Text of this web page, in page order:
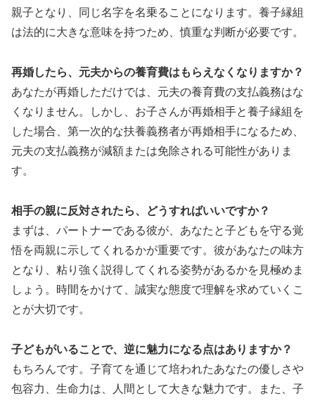
親子となり、同じ名字を名乗ることになります。養子縁組
は法的に大きな意味を持つため、慎重な判断が必要です。
再婚したら、元夫からの養育費はもらえなくなりますか？
あなたが再婚しただけでは、元夫の養育費の支払義務はな
くなりません。しかし、お子さんが再婚相手と養子縁組を
した場合、第一次的な扶養義務者が再婚相手になるため、
元夫の支払義務が減額または免除される可能性がありま
す。
相手の親に反対されたら、どうすればいいですか？
まずは、パートナーである彼が、あなたと子どもを守る覚
悟を両親に示してくれるかが重要です。彼があなたの味方
となり、粘り強く説得してくれる姿勢があるかを見極めま
しょう。時間をかけて、誠実な態度で理解を求めていくこ
とが大切です。
子どもがいることで、逆に魅力になる点はありますか？
もちろんです。子育てを通じて培われたあなたの優しさや
包容力、生命力は、人間として大きな魅力です。また、子